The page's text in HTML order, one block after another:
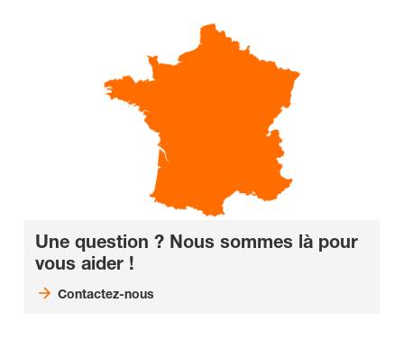
Une question ? Nous sommes là pour
vous aider !
Contactez-nous